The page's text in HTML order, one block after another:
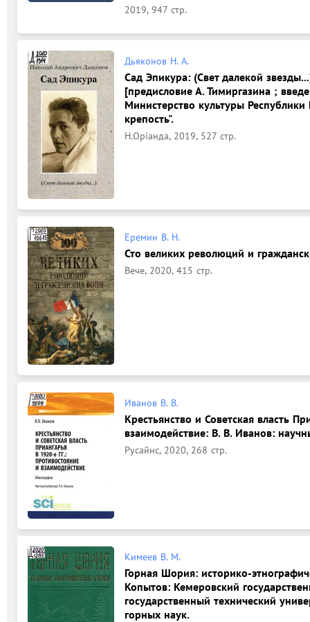
2019, 947 стр.
Дьяконов Н. А.
Сад Эпикура: (Свет далекой
[предисловие А. Тимиргазина ;
Министерство культуры
крепость".
Н.Орiанда, 2019, 527 стр.
Еремин В. Н.
Сто великих революций и
Вече, 2020, 415 стр.
Иванов В. В.
Крестьянство и Советская власть
взаимодействие: В. В. Иванов:
Русайнс, 2020, 268 стр.
Кимеев В. М.
Горная Шория: историко-
Копытов: Кемеровский
государственный технический
горных наук.